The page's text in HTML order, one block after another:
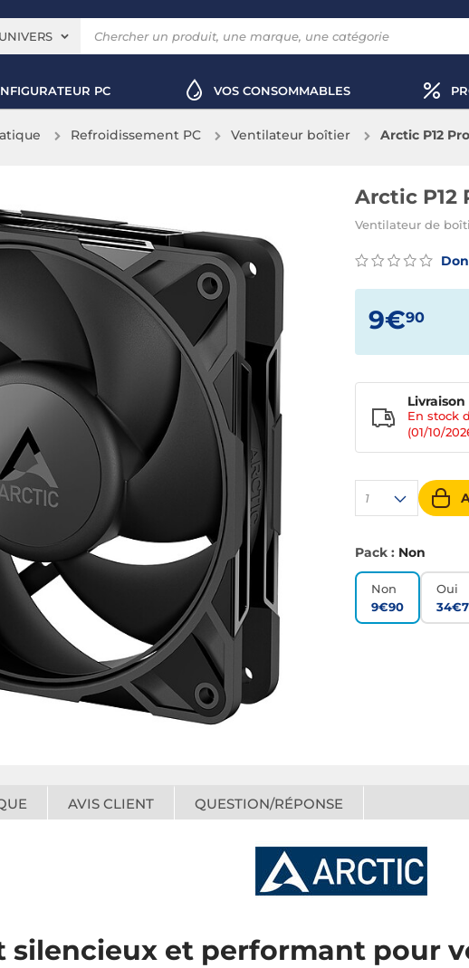
PC VOS CONSOMMABLES
Refroidissement PC Ventilateur boîtier Arctic P12
Arctic P12
Ventilateur de
9€90
1
En stock
(01/10/
Pack : Non
Non
9€90
Oui
AVIS CLIENT QUESTION/RÉPONSE
silencieux et performant pour